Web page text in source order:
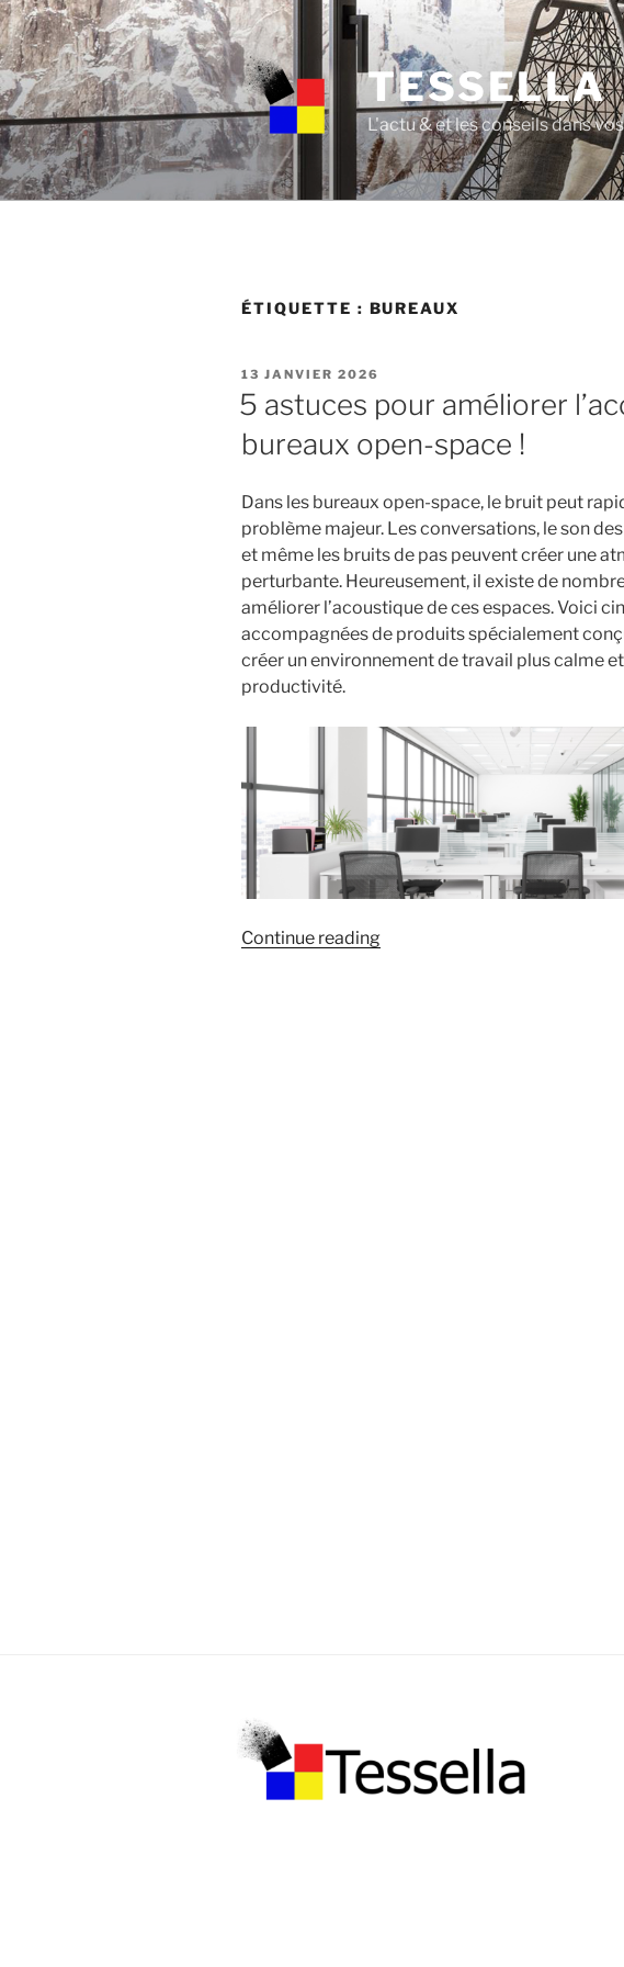
Skip
to
content
TESSELLA
L'actu & et les conseils dans
ÉTIQUETTE : BUREAUX
POSTED
ON
13 JANVIER 2026
5 astuces pour améliorer
bureaux open-space !
Dans les bureaux open-space, le bruit peut
problème majeur. Les conversations, le son
et même les bruits de pas peuvent créer une
perturbante. Heureusement, il existe de
améliorer l’acoustique de ces espaces. Voici
accompagnées de produits spécialement
créer un environnement de travail plus calme
productivité.
Continue reading« 5